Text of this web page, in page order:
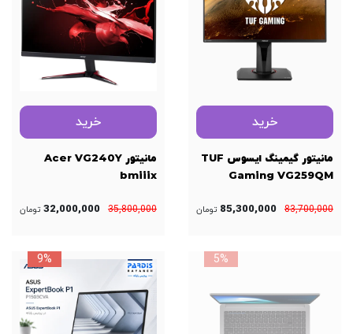
خرید
مانیتور گیمینگ ایسوس TUF
Gaming VG259QM
83,700,000
85,300,000 تومان
خرید
مانیتور Acer VG240Y
bmiiix
35,800,000
32,000,000 تومان
5%
9%